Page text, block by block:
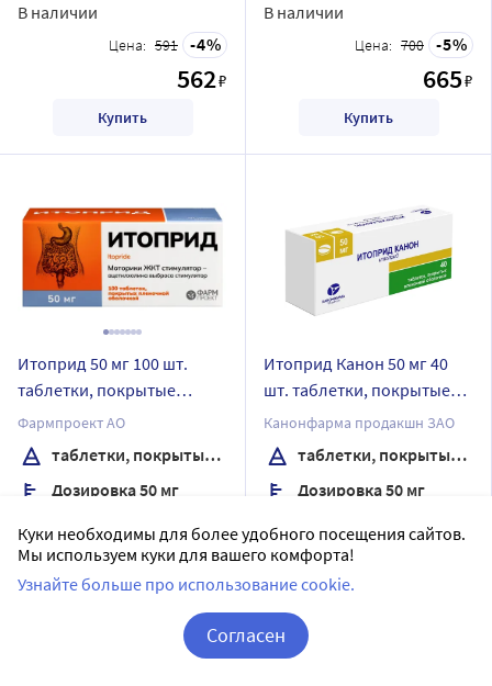
В наличии
Цена: 591 4
562₽
Купить
В наличии
Цена: 700 5
665₽
Купить
Итоприд 50 мг 100 шт.
таблетки, покрытые
пленочной оболочкой
Фармпроект АО
таблетки, покрытые пленочной оболочкой
Дозировка 50 мг
100 шт в уп.
Доставим в аптекузавтра
В наличии
Цена:
797₽
Итоприд Канон 50 мг 40
шт. таблетки, покрытые
пленочной оболочкой
Канонфарма продакшн ЗАО
таблетки, покрытые пленочной оболочкой
Дозировка 50 мг
Доставим в аптеку
В наличии
Куки необходимы для более удобного посещения сайтов.
Мы используем куки для вашего комфорта!
Узнайте больше про использование cookie.
Согласен